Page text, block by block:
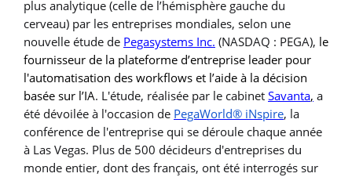
plus analytique (celle de l’hémisphère gauche du
cerveau) par les entreprises mondiales, selon une
nouvelle étude de Pegasystems Inc. (NASDAQ : PEGA), le
fournisseur de la plateforme d’entreprise leader pour
l'automatisation des workflows et l’aide à la décision
basée sur l’IA. L'étude, réalisée par le cabinet Savanta, a
été dévoilée à l'occasion de PegaWorld® iNspire, la
conférence de l'entreprise qui se déroule chaque année
à Las Vegas. Plus de 500 décideurs d'entreprises du
monde entier, dont des français, ont été interrogés sur